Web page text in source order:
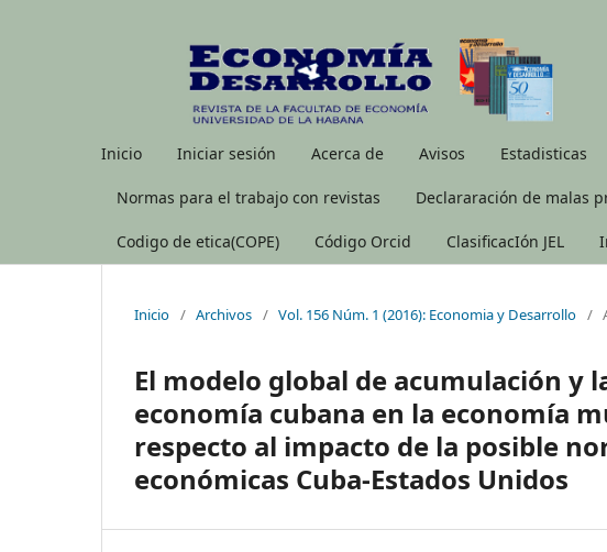
Inicio Iniciar sesión Acerca de Avisos Estadisticas
Normas para el trabajo con revistas Declararación de malas
Codigo de etica(COPE) Código Orcid ClasificacIón JEL
Inicio / Archivos / Vol. 156 Núm. 1 (2016): Economia y Desarrollo /
El modelo global de acumulación y
economía cubana en la economía
respecto al impacto de la posible
económicas Cuba-Estados Unidos